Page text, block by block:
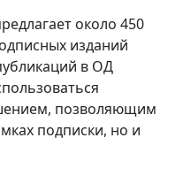
около 450
изданий
в ОД
позволяющим
подписки, но и